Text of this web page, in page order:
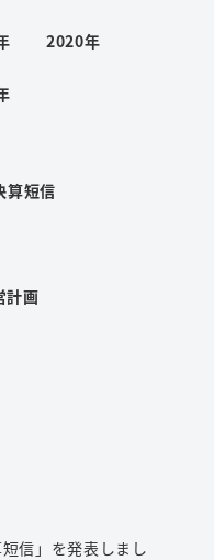
お問い合わせ
2020年
算短信
計画
信」を発表しまし